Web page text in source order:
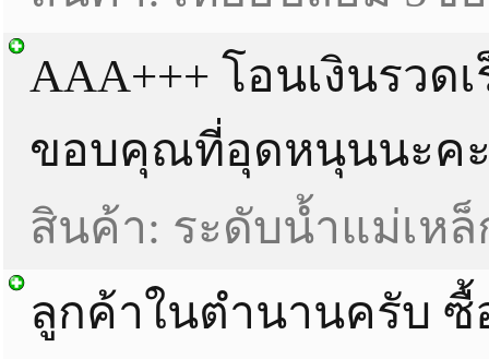
AAA+++ โอนเงินรวด
ขอบคุณที่อุดหนุนนะค
สินค้า: ระดับน้ำแม่เหล็
ลูกค้าในตำนานครับ ซื้